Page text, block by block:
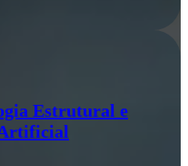
Estrutural e